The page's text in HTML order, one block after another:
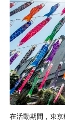
在活動期間，東